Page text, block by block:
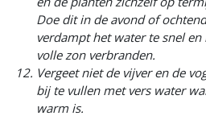
Doe dit in de avond of
verdampt het water te snel
volle zon verbranden.
Vergeet niet de vijver en de
bij te vullen met vers water
warm is.